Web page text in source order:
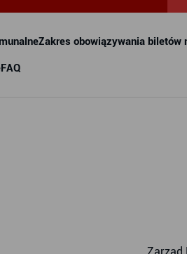
Zakres obowiązywania biletów
FAQ